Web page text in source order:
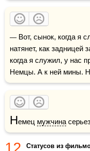
— Вот, сынок, когда я служил, старшина веревочку
натянет, как задницей
когда я служил, у нас
Немцы. А к ней мины.
Немец мужчина
Статусов из